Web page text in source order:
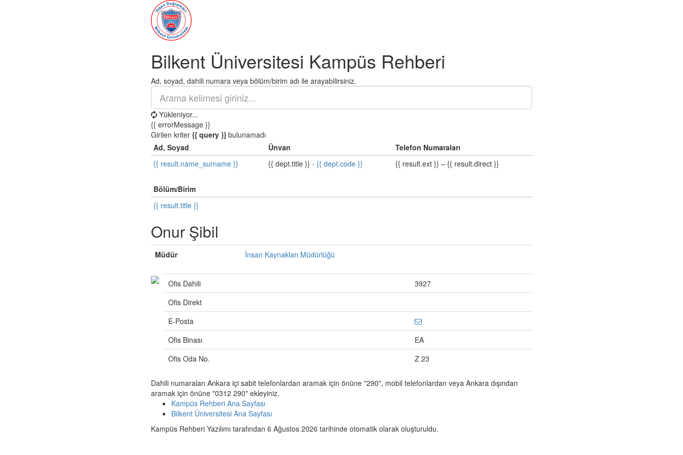
Bilkent Üniversitesi Kampüs Rehberi
Ad, soyad, dahili numara veya bölüm/birim adı ile arayabilirsiniz.
Yükleniyor...
{{ errorMessage }}
Girilen kriter {{ query }} bulunamadı
Ad, Soyad
Ünvan
Telefon Numaraları
{{ result.name_surname }}
{{ dept.title }} - {{ dept.code }} {{ result.ext }} – {{ result.direct }}
Bölüm/Birim
{{ result.title }}
Onur Şibil
Müdür İnsan Kaynakları Müdürlüğü
Ofis Dahili
3927
Ofis Direkt
E-Posta
Ofis Binası
EA
Ofis Oda No.
Z 23
Dahili numaraları Ankara içi sabit telefonlardan aramak için önüne "290", mobil telefonlardan veya Ankara dışından
aramak için önüne "0312 290" ekleyiniz.
Kampüs Rehberi Ana Sayfası
Bilkent Üniversitesi Ana Sayfası
Kampüs Rehberi Yazılımı tarafından 6 Ağustos 2026 tarihinde otomatik olarak oluşturuldu.